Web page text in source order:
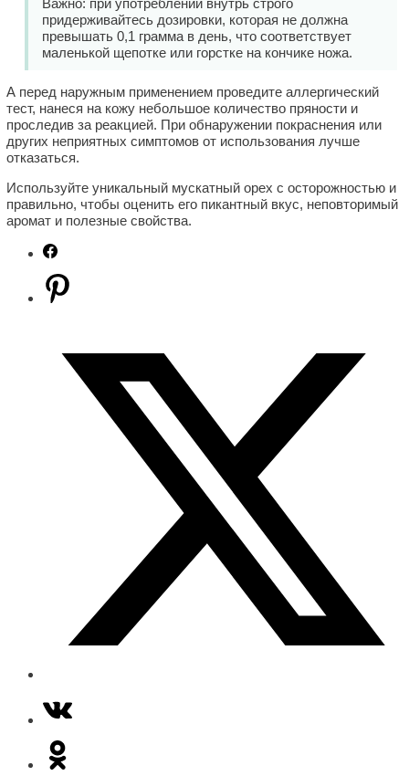
придерживайтесь дозировки, которая не должна
превышать 0,1 грамма в день, что соответствует
маленькой щепотке или горстке на кончике ножа.
А перед наружным применением проведите аллергический
тест, нанеся на кожу небольшое количество пряности и
проследив за реакцией. При обнаружении покраснения или
других неприятных симптомов от использования лучше
отказаться.
Используйте уникальный мускатный орех с осторожностью и
правильно, чтобы оценить его пикантный вкус, неповторимый
аромат и полезные свойства.